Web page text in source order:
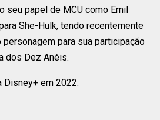
seu papel de MCU como Emil
She-Hulk, tendo recentemente
para sua participação
dos Dez Anéis.
Disney+ em 2022.